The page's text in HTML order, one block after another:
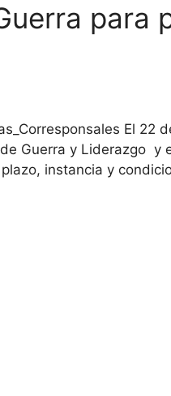
para
El 22
Guerra y Liderazgo y
instancia y